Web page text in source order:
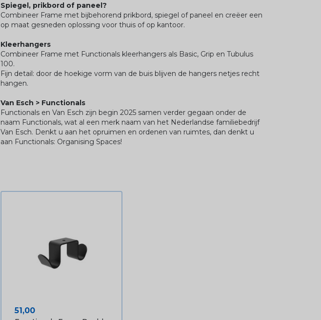
Spiegel, prikbord of paneel?
Combineer Frame met bijbehorend prikbord, spiegel of paneel en creëer een
op maat gesneden oplossing voor thuis of op kantoor.
Kleerhangers
Combineer Frame met Functionals kleerhangers als Basic, Grip en Tubulus
100.
Fijn detail: door de hoekige vorm van de buis blijven de hangers netjes recht
hangen.
Van Esch > Functionals
Functionals en Van Esch zijn begin 2025 samen verder gegaan onder de
naam Functionals, wat al een merk naam van het Nederlandse familiebedrijf
Van Esch. Denkt u aan het opruimen en ordenen van ruimtes, dan denkt u
aan Functionals: Organising Spaces!
Prijs
51,00